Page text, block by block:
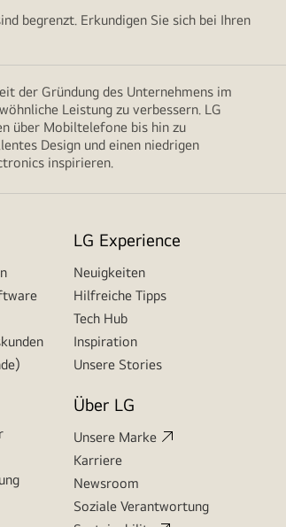
begrenzt. Erkundigen Sie sich bei Ihren
der Gründung des Unternehmens im
Leistung zu verbessern. LG
über Mobiltelefone bis hin zu
Design und einen niedrigen
inspirieren.
LG Experience
Neuigkeiten
Hilfreiche Tipps
Tech Hub
Inspiration
Unsere Stories
Über LG
Unsere Marke
Karriere
Newsroom
Soziale Verantwortung